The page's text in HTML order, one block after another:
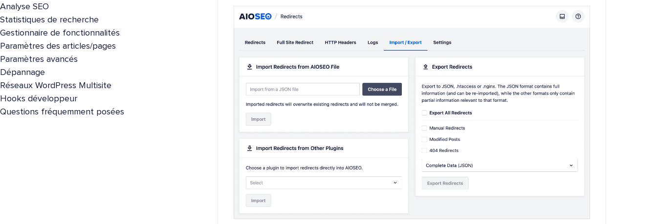
Analyse SEO
Statistiques de recherche
Gestionnaire de fonctionnalités
Paramètres des articles/pages
Paramètres avancés
Dépannage
Réseaux WordPress Multisite
Hooks développeur
Questions fréquemment posées